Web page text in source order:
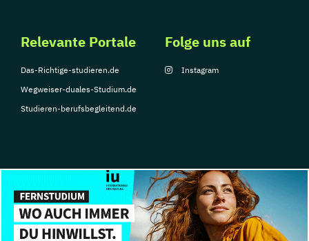
Relevante Portale
Das-Richtige-studieren.de
Wegweiser-duales-Studium.de
Studieren-berufsbegleitend.de
Folge uns auf
Instagram
© Copyright 2026, TarGroup Media GmbH
Impressum
Datenschutzerklärung Nutzungsbedingungen